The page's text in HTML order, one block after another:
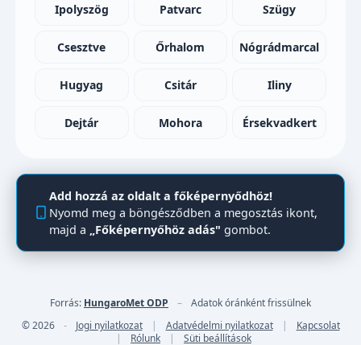
Ipolyszög Patvarc Szügy
Csesztve Őrhalom Nógrádmarcal
Hugyag Csitár Iliny
Dejtár Mohora Érsekvadkert
Add hozzá az oldalt a főképernyődhöz!
Nyomd meg a böngésződben a megosztás ikont,
majd a
„Főképernyőhöz adás" gombot.
Forrás: HungaroMet ODP –
Adatok óránként frissülnek
© 2026
- Jogi nyilatkozat | Adatvédelmi nyilatkozat |
Kapcsolat
|
Rólunk | Süti beállítások